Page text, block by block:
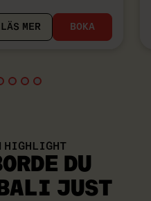
LÄS MER BOKA
HIGHLIGHT
DU
JUST